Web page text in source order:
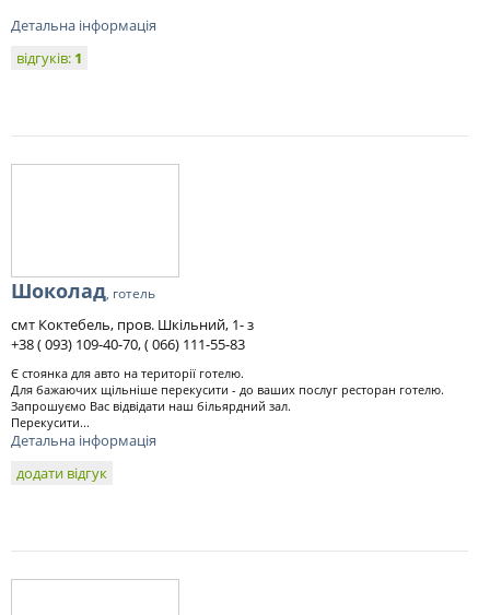
Детальна інформація
відгуків: 1
Шоколад, готель
смт Коктебель, пров. Шкільний, 1- з
+38 ( 093) 109-40-70, ( 066) 111-55-83
Є стоянка для авто на території готелю.
Для бажаючих щільніше перекусити - до ваших послуг ресторан готелю.
Запрошуємо Вас відвідати наш більярдний зал.
Перекусити...
Детальна інформація
додати відгук